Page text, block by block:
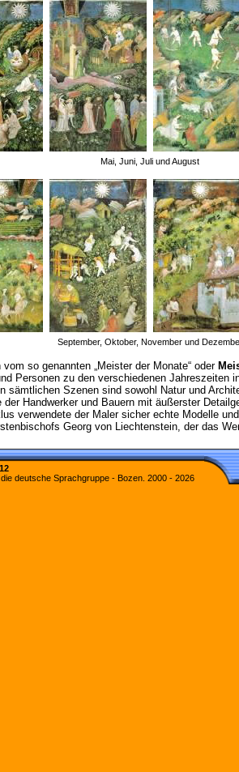
Mai, Juni, Juli und August
September, Oktober, November und
vom so genannten „Meister der Monate“ oder
Personen zu den verschiedenen Jahreszeiten
sämtlichen Szenen sind sowohl Natur und
der Handwerker und Bauern mit äußerster
verwendete der Maler sicher echte Modelle
Georg von Liechtenstein, der das
deutsche Sprachgruppe - Bozen. 2000 - 2026